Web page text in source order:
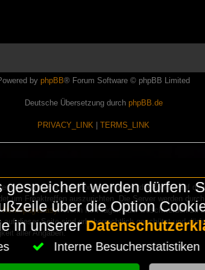
by phpBB® Forum Software © phpBB Limited
Deutsche Übersetzung durch phpBB.de
PRIVACY_LINK TERMS_LINK
Wir sind nicht kommerziell und die Banner auf
um Freaktreffen auszurichten. Die Server werden
HomepageEasy. Wenn Ihr Fragen oder Beschwerden zu
dieser Seite sind urheberrechtlich geschützt und
aller Angaben.
werden dürfen.
über die Option
in unserer
Interne Besucherstatistiken